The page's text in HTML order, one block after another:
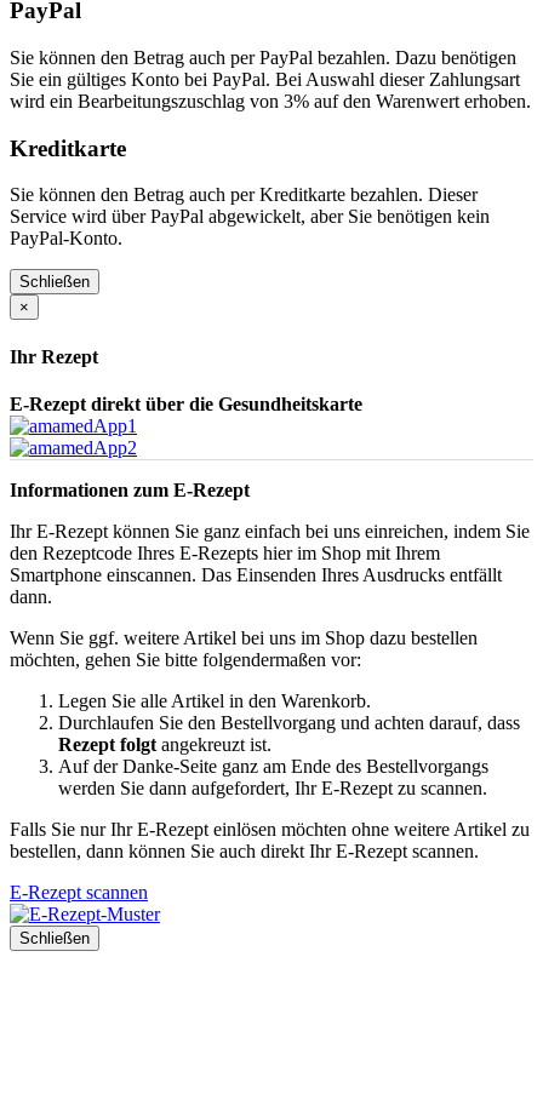
PayPal
Sie können den Betrag auch per PayPal bezahlen. Dazu benötigen
Sie ein gültiges Konto bei PayPal. Bei Auswahl dieser Zahlungsart
wird ein Bearbeitungszuschlag von 3% auf den Warenwert erhoben.
Kreditkarte
Sie können den Betrag auch per Kreditkarte bezahlen. Dieser
Service wird über PayPal abgewickelt, aber Sie benötigen kein
PayPal-Konto.
Schließen
×
Ihr Rezept
E-Rezept direkt über die Gesundheitskarte
Informationen zum E-Rezept
Ihr E-Rezept können Sie ganz einfach bei uns einreichen, indem Sie
den Rezeptcode Ihres E-Rezepts hier im Shop mit Ihrem
Smartphone einscannen. Das Einsenden Ihres Ausdrucks entfällt
dann.
Wenn Sie ggf. weitere Artikel bei uns im Shop dazu bestellen
möchten, gehen Sie bitte folgendermaßen vor:
Legen Sie alle Artikel in den Warenkorb.
Durchlaufen Sie den Bestellvorgang und achten darauf, dass
Rezept folgt angekreuzt ist.
Auf der Danke-Seite ganz am Ende des Bestellvorgangs
werden Sie dann aufgefordert, Ihr E-Rezept zu scannen.
Falls Sie nur Ihr E-Rezept einlösen möchten ohne weitere Artikel zu
bestellen, dann können Sie auch direkt Ihr E-Rezept scannen.
E-Rezept scannen
Schließen